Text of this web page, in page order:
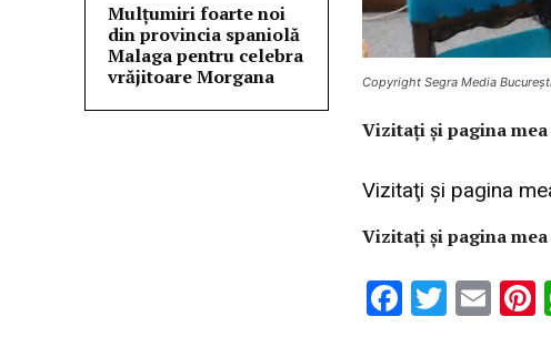
Mulţumiri foarte noi
din provincia spaniolă
Malaga pentru celebra
vrăjitoare Morgana
Copyright Segra Media
Vizitaţi şi pagina mea
Vizitaţi şi pagina
Vizitaţi şi pagina
F T E